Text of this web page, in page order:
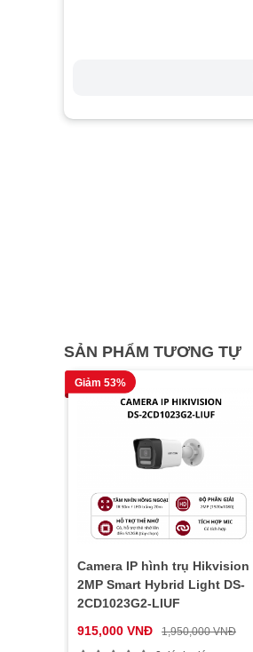
SẢN PHẨM TƯƠNG TỰ
Giảm 53%
Camera IP hình trụ Hikvision
2MP Smart Hybrid Light DS-
2CD1023G2-LIUF
915,000 VNĐ
1,950,000 VNĐ